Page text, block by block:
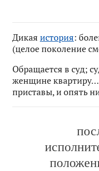
Дикая история:
(целое поколение
Обращается в суд;
женщине
приставы, и опять